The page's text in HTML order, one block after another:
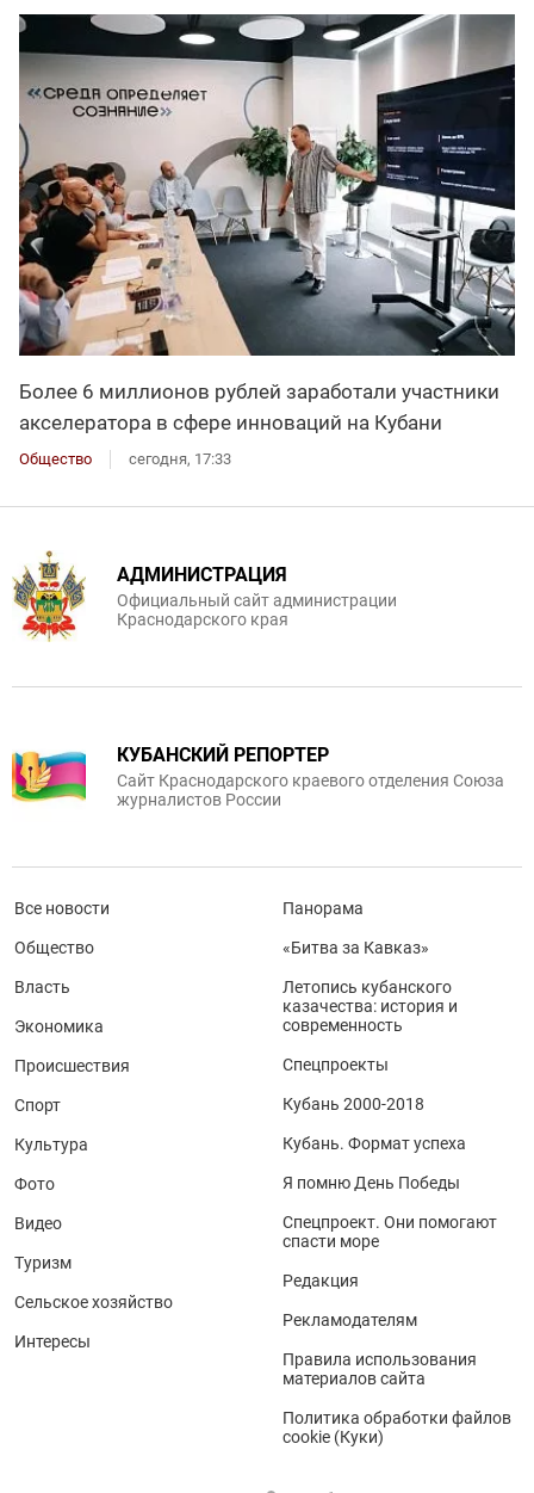
Более 6 миллионов рублей заработали участники
акселератора в сфере инноваций на Кубани
Общество сегодня, 17:33
АДМИНИСТРАЦИЯ
Официальный сайт администрации
Краснодарского края
КУБАНСКИЙ РЕПОРТЕР
Сайт Краснодарского краевого отделения Союза
журналистов России
Все новости
Общество
Власть
Экономика
Происшествия
Спорт
Культура
Фото
Видео
Туризм
Сельское хозяйство
Интересы
Панорама
«Битва за Кавказ»
Летопись кубанского
казачества: история и
современность
Спецпроекты
Кубань 2000-2018
Кубань. Формат успеха
Я помню День Победы
Спецпроект. Они помогают
спасти море
Редакция
Рекламодателям
Правила использования
материалов сайта
Политика обработки файлов
cookie (Куки)